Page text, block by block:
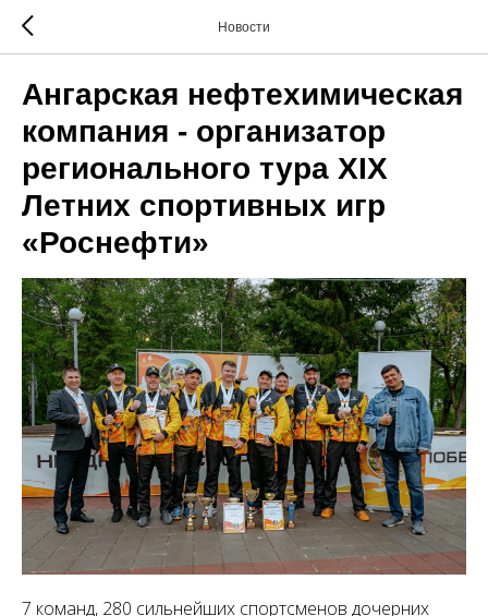
Новости
Ангарская нефтехимическая
компания - организатор
регионального тура XIX
Летних спортивных игр
«Роснефти»
7 команд, 280 сильнейших спортсменов дочерних